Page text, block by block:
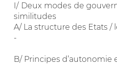
I/ Deux modes de
similitudes
A/ La structure des Etats
-
B/ Principes d’autonomie